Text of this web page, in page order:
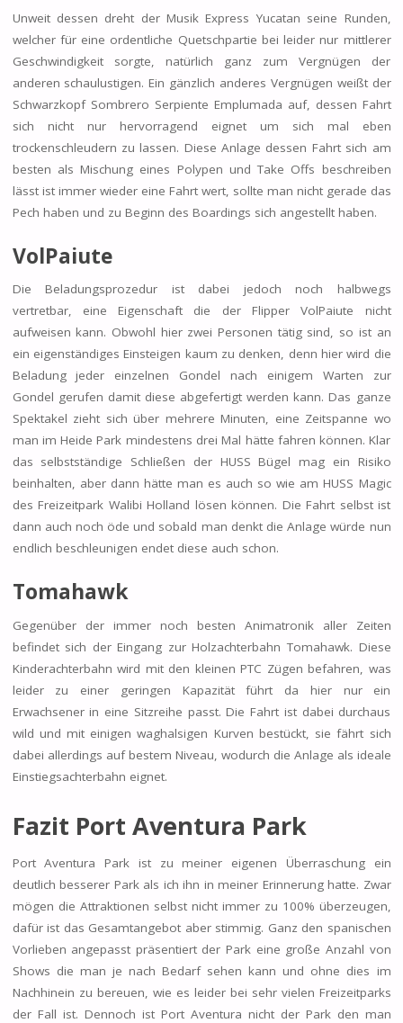
Unweit dessen dreht der Musik Express Yucatan seine Runden,
welcher für eine ordentliche Quetschpartie bei leider nur mittlerer
Geschwindigkeit sorgte, natürlich ganz zum Vergnügen der
anderen schaulustigen. Ein gänzlich anderes Vergnügen weißt der
Schwarzkopf Sombrero Serpiente Emplumada auf, dessen Fahrt
sich nicht nur hervorragend eignet um sich mal eben
trockenschleudern zu lassen. Diese Anlage dessen Fahrt sich am
besten als Mischung eines Polypen und Take Offs beschreiben
lässt ist immer wieder eine Fahrt wert, sollte man nicht gerade das
Pech haben und zu Beginn des Boardings sich angestellt haben.
VolPaiute
Die Beladungsprozedur ist dabei jedoch noch halbwegs
vertretbar, eine Eigenschaft die der Flipper VolPaiute nicht
aufweisen kann. Obwohl hier zwei Personen tätig sind, so ist an
ein eigenständiges Einsteigen kaum zu denken, denn hier wird die
Beladung jeder einzelnen Gondel nach einigem Warten zur
Gondel gerufen damit diese abgefertigt werden kann. Das ganze
Spektakel zieht sich über mehrere Minuten, eine Zeitspanne wo
man im Heide Park mindestens drei Mal hätte fahren können. Klar
das selbstständige Schließen der HUSS Bügel mag ein Risiko
beinhalten, aber dann hätte man es auch so wie am HUSS Magic
des Freizeitpark Walibi Holland lösen können. Die Fahrt selbst ist
dann auch noch öde und sobald man denkt die Anlage würde nun
endlich beschleunigen endet diese auch schon.
Tomahawk
Gegenüber der immer noch besten Animatronik aller Zeiten
befindet sich der Eingang zur Holzachterbahn Tomahawk. Diese
Kinderachterbahn wird mit den kleinen PTC Zügen befahren, was
leider zu einer geringen Kapazität führt da hier nur ein
Erwachsener in eine Sitzreihe passt. Die Fahrt ist dabei durchaus
wild und mit einigen waghalsigen Kurven bestückt, sie fährt sich
dabei allerdings auf bestem Niveau, wodurch die Anlage als ideale
Einstiegsachterbahn eignet.
Fazit Port Aventura Park
Port Aventura Park ist zu meiner eigenen Überraschung ein
deutlich besserer Park als ich ihn in meiner Erinnerung hatte. Zwar
mögen die Attraktionen selbst nicht immer zu 100% überzeugen,
dafür ist das Gesamtangebot aber stimmig. Ganz den spanischen
Vorlieben angepasst präsentiert der Park eine große Anzahl von
Shows die man je nach Bedarf sehen kann und ohne dies im
Nachhinein zu bereuen, wie es leider bei sehr vielen Freizeitparks
der Fall ist. Dennoch ist Port Aventura nicht der Park den man